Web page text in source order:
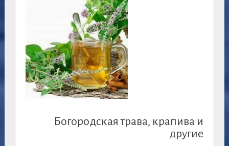
Богородская трава, крапива и
другие